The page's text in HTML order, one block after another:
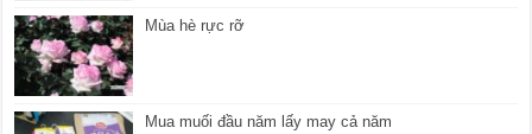
Mùa hè rực rỡ
Mua muối đầu năm lấy may cả năm